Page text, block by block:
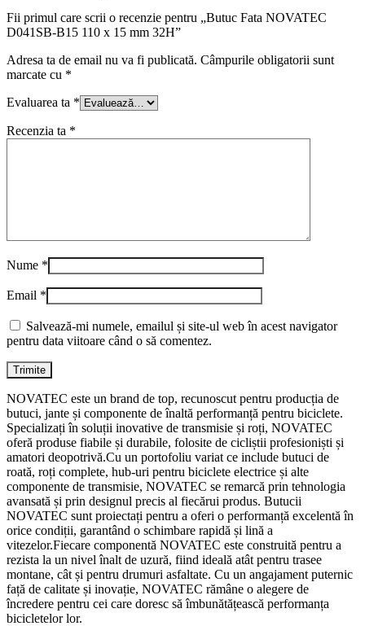
Fii primul care scrii o recenzie pentru „Butuc Fata NOVATEC
D041SB-B15 110 x 15 mm 32H”
Adresa ta de email nu va fi publicată. Câmpurile obligatorii sunt
marcate cu *
Evaluarea ta *
Recenzia ta *
Nume *
Email *
Salvează-mi numele, emailul și site-ul web în acest navigator
pentru data viitoare când o să comentez.
NOVATEC este un brand de top, recunoscut pentru producția de
butuci, jante și componente de înaltă performanță pentru biciclete.
Specializați în soluții inovative de transmisie și roți, NOVATEC
oferă produse fiabile și durabile, folosite de cicliștii profesioniști și
amatori deopotrivă.Cu un portofoliu variat ce include butuci de
roată, roți complete, hub-uri pentru biciclete electrice și alte
componente de transmisie, NOVATEC se remarcă prin tehnologia
avansată și prin designul precis al fiecărui produs. Butucii
NOVATEC sunt proiectați pentru a oferi o performanță excelentă în
orice condiții, garantând o schimbare rapidă și lină a
vitezelor.Fiecare componentă NOVATEC este construită pentru a
rezista la un nivel înalt de uzură, fiind ideală atât pentru trasee
montane, cât și pentru drumuri asfaltate. Cu un angajament puternic
față de calitate și inovație, NOVATEC rămâne o alegere de
încredere pentru cei care doresc să îmbunătățească performanța
bicicletelor lor.